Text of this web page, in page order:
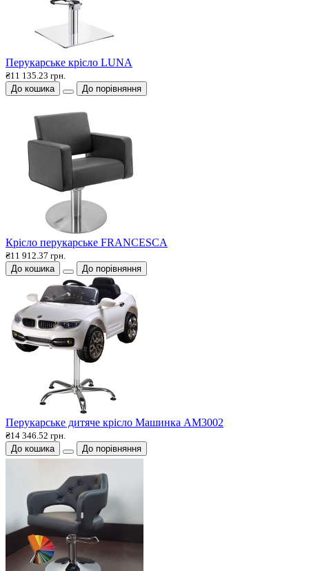
Перукарське крісло LUNA
₴11 135.23 грн.
До кошика
До порівняння
Крісло перукарське FRANCESCA
₴11 912.37 грн.
До кошика
До порівняння
Перукарське дитяче крісло Машинка АМ3002
₴14 346.52 грн.
До кошика
До порівняння